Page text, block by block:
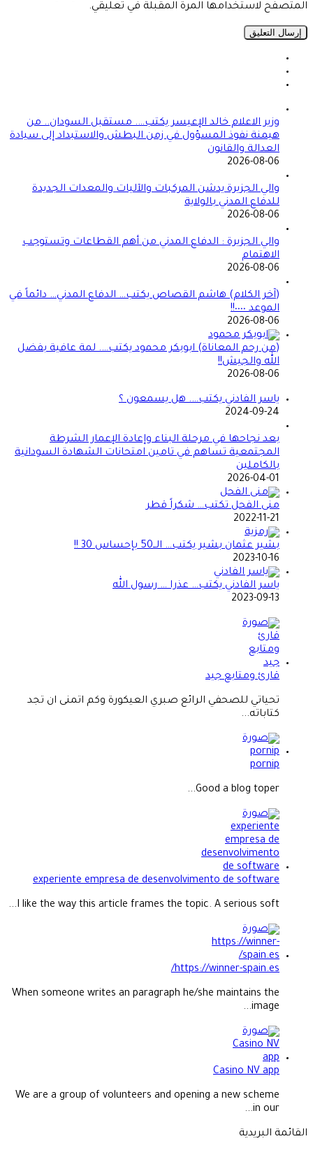
المتصفح لاستخدامها المرة المقبلة في تعليقي.
وزير الاعلام خالد الإعيسر يكتب…. مستقبل السودان.. من
هيمنة نفوذ المسؤول في زمن البطش والاستبداد إلى سيادة
العدالة والقانون
2026-08-06
والي الجزيرة يدشن المركبات والآليات والمعدات الجديدة
للدفاع المدني بالولاية
2026-08-06
والي الجزيرة : الدفاع المدني من أهم القطاعات وتستوجب
الاهتمام
2026-08-06
(آخر الكلام) هاشم القصاص يكتب… الدفاع المدني… دائماً في
الموعد ٠٠٠٠!!
2026-08-06
(من رحم المعاناة) ابوبكر محمود يكتب…. لمة عافية بفضل
الله والجيش!!
2026-08-06
ياسر الفادني يكتب…. هل يسمعون ؟
2024-09-24
بعد نجاحها في مرحلة البناء وإعادة الإعمار الشرطة
المجتمعية تساهم في تامين امتحانات الشهادة السودانية
بالكاملين
2026-04-01
منى الفحل تكتب… شكراً قطر
2022-11-21
بشير عثمان بشير يكتب… الــ50 بإحساس 30 !!
2023-10-16
ياسر الفادني يكتب… عذرا … رسول الله
2023-09-13
قارئ ومتابع جيد
تحياتي للصحفي الرائع صبري العيكورة وكم اتمنى ان تجد
كتاباته...
pornip
Good a blog toper...
experiente empresa de desenvolvimento de software
I like the way this article frames the topic. A serious soft...
https://winner-spain.es/
When someone writes an paragraph he/she maintains the
image...
Casino NV app
We are a group of volunteers and opening a new scheme
in our...
القائمة البريدية